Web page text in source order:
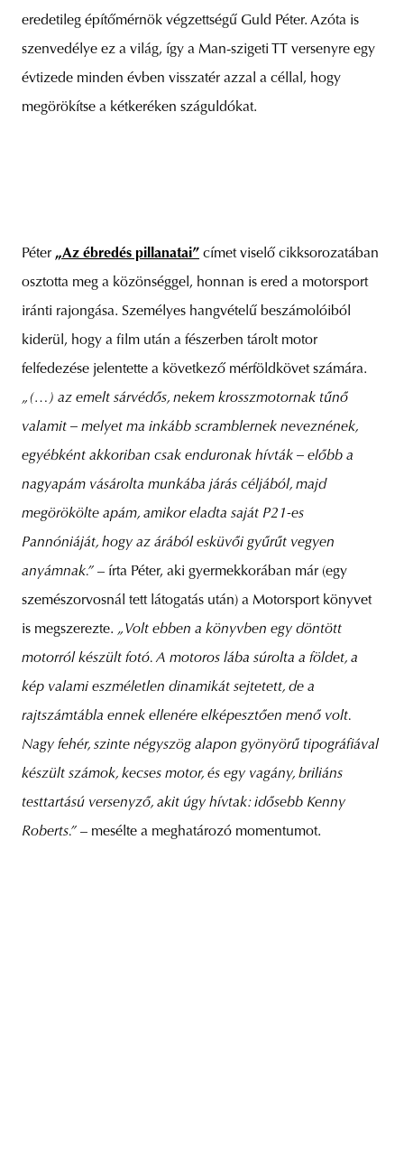
eredetileg építőmérnök végzettségű Guld Péter. Azóta is
szenvedélye ez a világ, így a Man-szigeti TT versenyre egy
évtizede minden évben visszatér azzal a céllal, hogy
megörökítse a kétkeréken száguldókat.
Péter „Az ébredés pillanatai” címet viselő cikksorozatában
osztotta meg a közönséggel, honnan is ered a motorsport
iránti rajongása. Személyes hangvételű beszámolóiból
kiderül, hogy a film után a fészerben tárolt motor
felfedezése jelentette a következő mérföldkövet számára.
„(…) az emelt sárvédős, nekem krosszmotornak tűnő
valamit – melyet ma inkább scramblernek neveznének,
egyébként akkoriban csak enduronak hívták – előbb a
nagyapám vásárolta munkába járás céljából, majd
megörökölte apám, amikor eladta saját P21-es
Pannóniáját, hogy az árából esküvői gyűrűt vegyen
anyámnak.” – írta Péter, aki gyermekkorában már (egy
szemészorvosnál tett látogatás után) a Motorsport könyvet
is megszerezte. „Volt ebben a könyvben egy döntött
motorról készült fotó. A motoros lába súrolta a földet, a
kép valami eszméletlen dinamikát sejtetett, de a
rajtszámtábla ennek ellenére elképesztően menő volt.
Nagy fehér, szinte négyszög alapon gyönyörű tipográfiával
készült számok, kecses motor, és egy vagány, briliáns
testtartású versenyző, akit úgy hívtak: idősebb Kenny
Roberts.” – mesélte a meghatározó momentumot.